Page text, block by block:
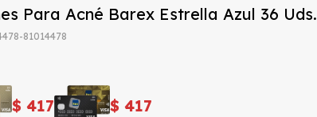
Para Acné Barex Estrella Azul 36 Uds.
81014478
$ 417 $ 417